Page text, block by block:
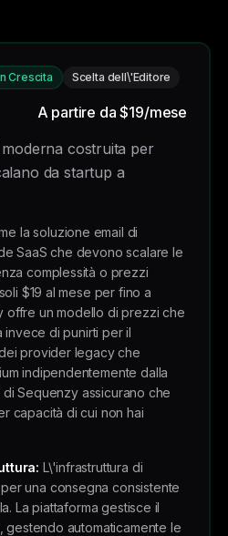
Crescita Scelta dell\'Editore
A partire da $19/mese
costruita per
da startup a
la soluzione email di
SaaS che devono scalare le
complessità o prezzi
$19 al mese per fino a
offre un modello di prezzi che
invece di punirti per il
provider legacy che
indipendentemente dalla
Sequenzy assicurano che
capacità di cui non hai
L\'infrastruttura di
una consegna consistente
La piattaforma gestisce il
gestendo automaticamente le